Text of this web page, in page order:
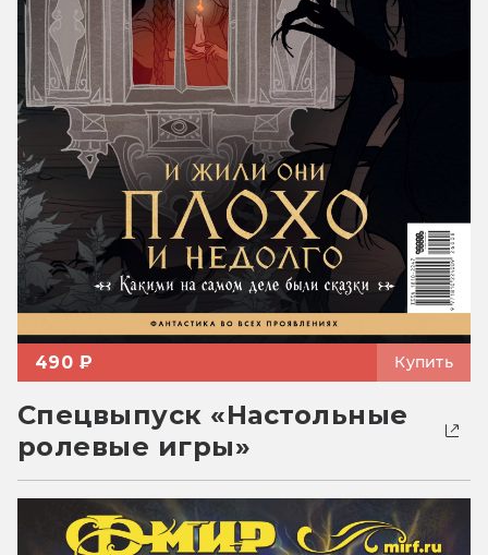
490 ₽ Купить
Спецвыпуск «Настольные
ролевые игры»